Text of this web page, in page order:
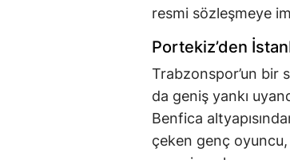
resmi sözleşmeye
Portekiz’den
Trabzonspor’un bir
da geniş yankı
Benfica
çeken genç